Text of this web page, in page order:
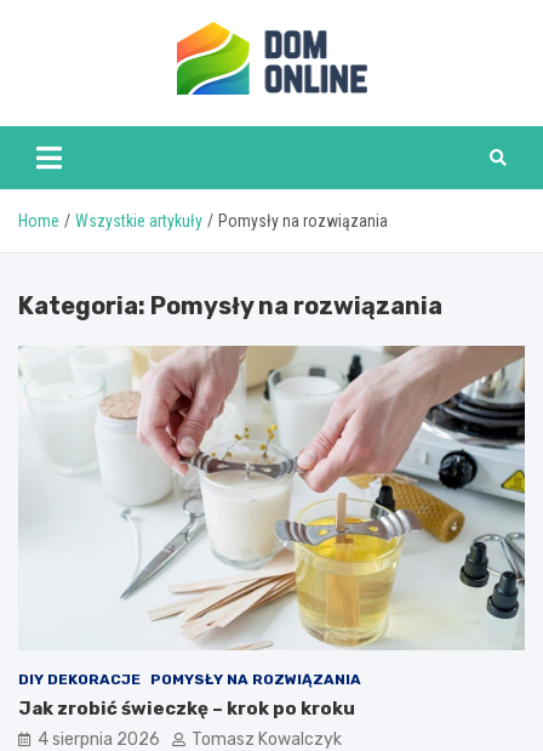
www.domonline.pl
Home Wszystkie artykuły Pomysły na rozwiązania
Kategoria: Pomysły na rozwiązania
DIY DEKORACJE POMYSŁY NA ROZWIĄZANIA
Jak zrobić świeczkę – krok po kroku
4 sierpnia 2026 Tomasz Kowalczyk